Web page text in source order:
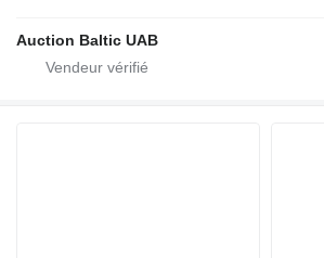
Auction Baltic UAB